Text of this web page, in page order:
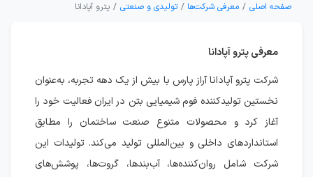
صفحه اصلی معرفی شرکت‌ها تولیدی و صنعتی پترو آپادانا
معرفی پترو آپادانا
شرکت پترو آپادانا آراز پارس با بیش از یک دهه تجربه، به‌عنوان
نخستین تولیدکننده فوم شیمیایی بتن در ایران فعالیت خود را
آغاز کرد و محصولات متنوع صنعت ساختمان را مطابق
استانداردهای داخلی و بین‌المللی تولید می‌کند. تولیدات این
شرکت شامل روان‌کننده‌ها، آب‌بندها، گروت‌ها، پوشش‌های